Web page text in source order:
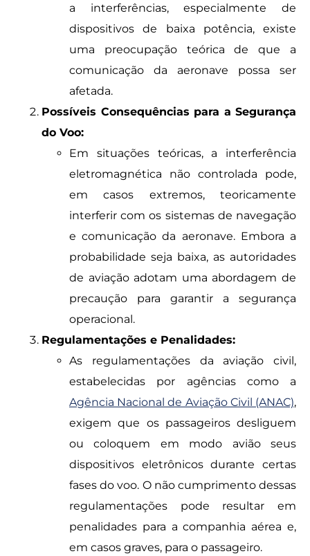
a interferências, especialmente de
dispositivos de baixa potência, existe
uma preocupação teórica de que a
comunicação da aeronave possa ser
afetada.
Possíveis Consequências para a Segurança
do Voo:
Em situações teóricas, a interferência
eletromagnética não controlada pode,
em casos extremos, teoricamente
interferir com os sistemas de navegação
e comunicação da aeronave. Embora a
probabilidade seja baixa, as autoridades
de aviação adotam uma abordagem de
precaução para garantir a segurança
operacional.
Regulamentações e Penalidades:
As regulamentações da aviação civil,
estabelecidas por agências como a
Agência Nacional de Aviação Civil (ANAC),
exigem que os passageiros desliguem
ou coloquem em modo avião seus
dispositivos eletrônicos durante certas
fases do voo. O não cumprimento dessas
regulamentações pode resultar em
penalidades para a companhia aérea e,
em casos graves, para o passageiro.